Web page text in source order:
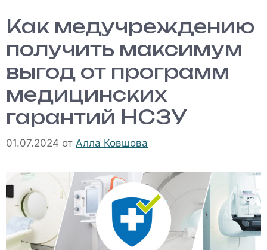
Как медучреждению
получить максимум
выгод от программ
медицинских
гарантий НСЗУ
01.07.2024 от Алла Ковшова